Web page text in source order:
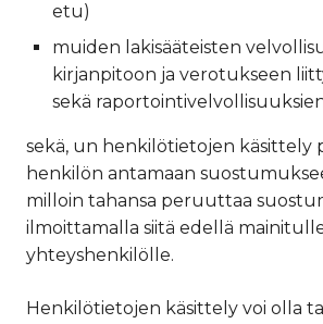
etu)
muiden lakisääteisten
kirjanpitoon ja verotukseen
sekä
sekä, un henkilötietojen käsittely
henkilön antamaan
milloin tahansa peruuttaa
ilmoittamalla siitä edellä
yhteyshenkilölle.
Henkilötietojen käsittely voi olla